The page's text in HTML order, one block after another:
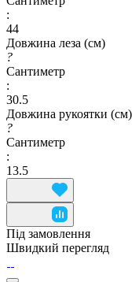
:
44
Довжина леза (см)
?
Сантиметр
:
30.5
Довжина рукоятки (см)
?
Сантиметр
:
13.5
Під замовлення
Швидкий перегляд